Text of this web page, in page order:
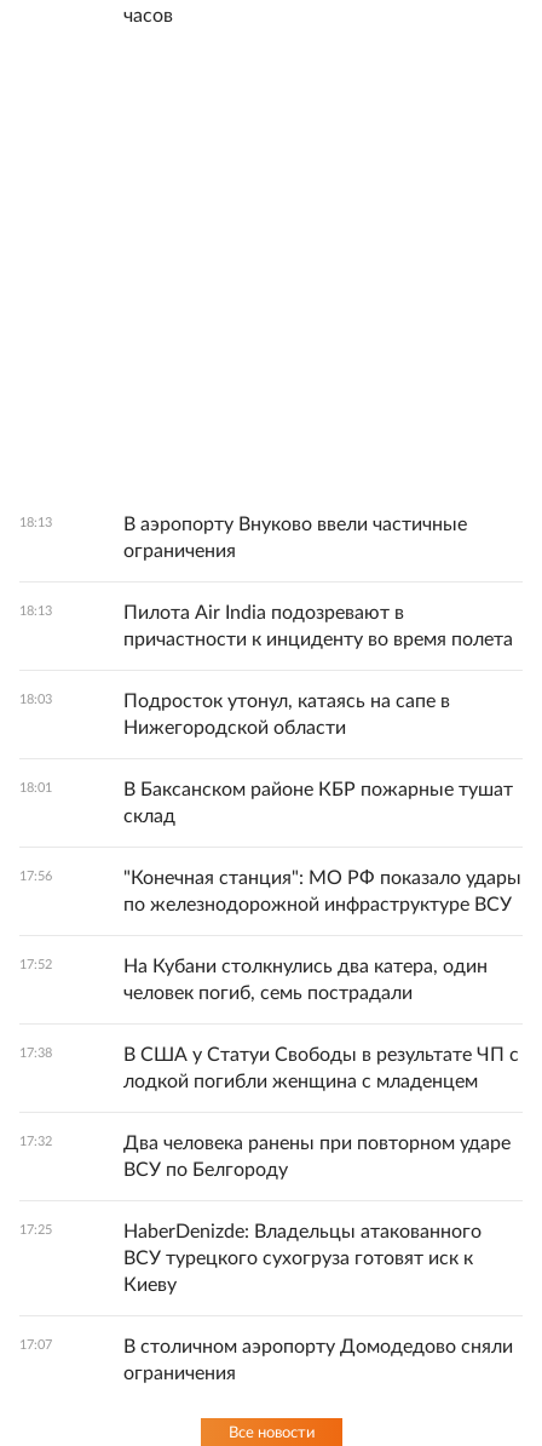
часов
18:13
В аэропорту Внуково ввели частичные
ограничения
18:13
Пилота Air India подозревают в
причастности к инциденту во время полета
18:03
Подросток утонул, катаясь на сапе в
Нижегородской области
18:01
В Баксанском районе КБР пожарные тушат
склад
17:56
"Конечная станция": МО РФ показало удары
по железнодорожной инфраструктуре ВСУ
17:52
На Кубани столкнулись два катера, один
человек погиб, семь пострадали
17:38
В США у Статуи Свободы в результате ЧП с
лодкой погибли женщина с младенцем
17:32
Два человека ранены при повторном ударе
ВСУ по Белгороду
17:25
HaberDenizde: Владельцы атакованного
ВСУ турецкого сухогруза готовят иск к
Киеву
17:07
В столичном аэропорту Домодедово сняли
ограничения
Все новости